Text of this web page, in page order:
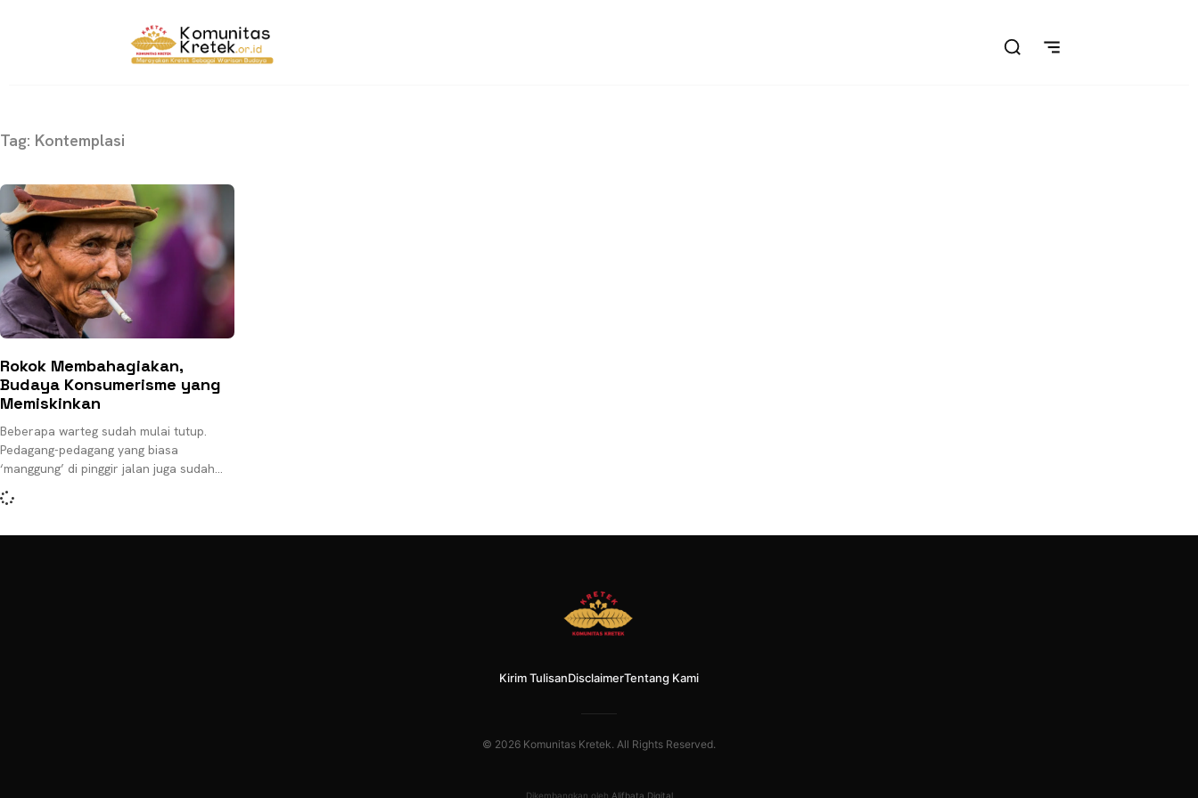
Tag: Kontemplasi
Rokok Membahagiakan,
Budaya Konsumerisme yang
Memiskinkan
Beberapa warteg sudah mulai tutup.
Pedagang-pedagang yang biasa
‘manggung’ di pinggir jalan juga sudah
mulai menghilang. Suasana semacam ini
adalah ciri umum lebaran yang semakin
Kirim TulisanDisclaimerTentang Kami
© 2026 Komunitas Kretek. All Rights Reserved.
Dikembangkan oleh Alifbata Digital